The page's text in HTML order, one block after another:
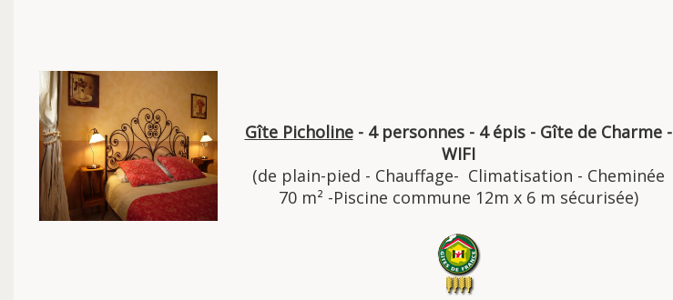
Gîte Picholine- 4 personnes - 4 épis - Gîte de Charme -
WIFI
(de plain-pied - Chauffage- Climatisation - Cheminée
70 m² -Piscine commune 12m x 6 m sécurisée)